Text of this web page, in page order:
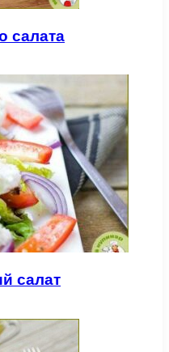
салата
салат